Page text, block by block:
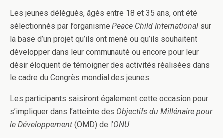
Les jeunes délégués, âgés entre 18 et 35 ans, ont été
sélectionnés par l’organisme Peace Child International sur
la base d’un projet qu’ils ont mené ou qu’ils souhaitent
développer dans leur communauté ou encore pour leur
désir éloquent de témoigner des activités réalisées dans
le cadre du Congrès mondial des jeunes.
Les participants saisiront également cette occasion pour
s’impliquer dans l’atteinte des Objectifs du Millénaire pour
le Développement (OMD) de l’ONU.